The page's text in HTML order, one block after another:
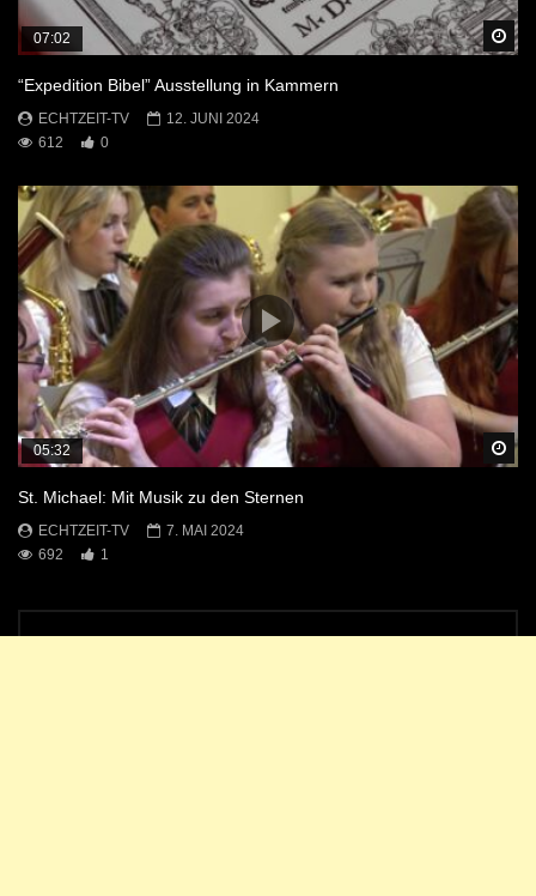
07:02
“Expedition Bibel” Ausstellung in Kammern
ECHTZEIT-TV
12. JUNI 2024
612
0
05:32
St. Michael: Mit Musik zu den Sternen
ECHTZEIT-TV
7. MAI 2024
692
1